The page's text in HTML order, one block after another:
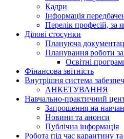
Кадри
Інформація
Перелік професій, за
Ділові стосунки
Плануюча
Планування роботи
Освітні
Фінансова звітність
Внутрішня система
АНКЕТУВАННЯ
Навчально-практичний
Запрошення на
Новини та анонси
Публічна інформація
Робота під час карантину